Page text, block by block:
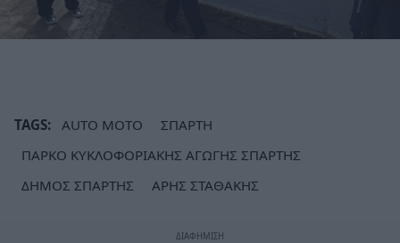
TAGS: AUTO MOTO
ΣΠΑΡΤΗ
ΠΑΡΚΟ ΚΥΚΛΟΦΟΡΙΑΚΗΣ ΑΓΩΓΗΣ ΣΠΑΡΤΗΣ
ΔΗΜΟΣ ΣΠΑΡΤΗΣ
ΑΡΗΣ ΣΤΑΘΑΚΗΣ